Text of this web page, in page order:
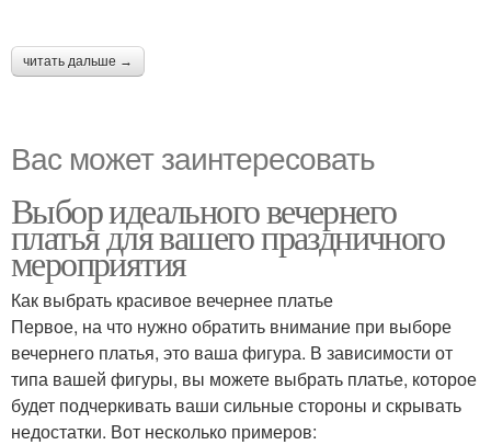
читать дальше →
Вас может заинтересовать
Выбор идеального вечернего
платья для вашего праздничного
мероприятия
Как выбрать красивое вечернее платье
Первое, на что нужно обратить внимание при выборе
вечернего платья, это ваша фигура. В зависимости от
типа вашей фигуры, вы можете выбрать платье, которое
будет подчеркивать ваши сильные стороны и скрывать
недостатки. Вот несколько примеров: